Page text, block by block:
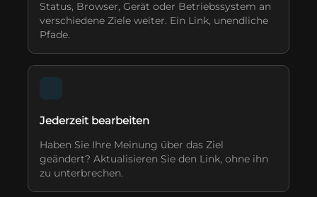
Status, Browser, Gerät oder Betriebssystem an
verschiedene Ziele weiter. Ein Link, unendliche
Pfade.
Jederzeit bearbeiten
Haben Sie Ihre Meinung über das Ziel
geändert? Aktualisieren Sie den Link, ohne ihn
zu unterbrechen.